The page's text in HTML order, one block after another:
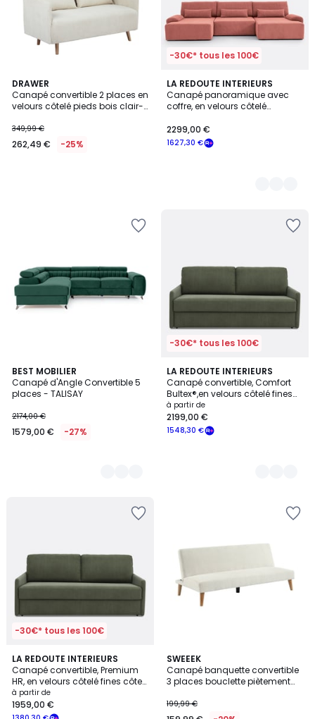
DRAWER
Canapé convertible 2 places en
velours côtelé pieds bois clair-
349,99 €
262,49 € -25%
-30€* tous les 100€
LA REDOUTE INTERIEURS
Canapé panoramique avec
coffre, en velours côtelé
1627,30 €
2299,00 €
7
Couleurs
BEST MOBILIER
Canapé d'Angle Convertible 5
places - TALISAY
2174,00 €
1579,00 € -27%
5
Couleurs
-30€* tous les 100€
LA REDOUTE INTERIEURS
Canapé convertible, Comfort
Bultex®,en velours côtelé fines
cotes, MARTA
à partir de
1548,30 €
2199,00 €
5
Couleurs
-30€* tous les 100€
LA REDOUTE INTERIEURS
Canapé convertible, Premium
HR, en velours côtelé fines côtes,
MARTA
à partir de
1959,00 €
5
Couleurs
SWEEEK
Canapé banquette convertible
3 places bouclette piètement
199,99 €
5
/
5